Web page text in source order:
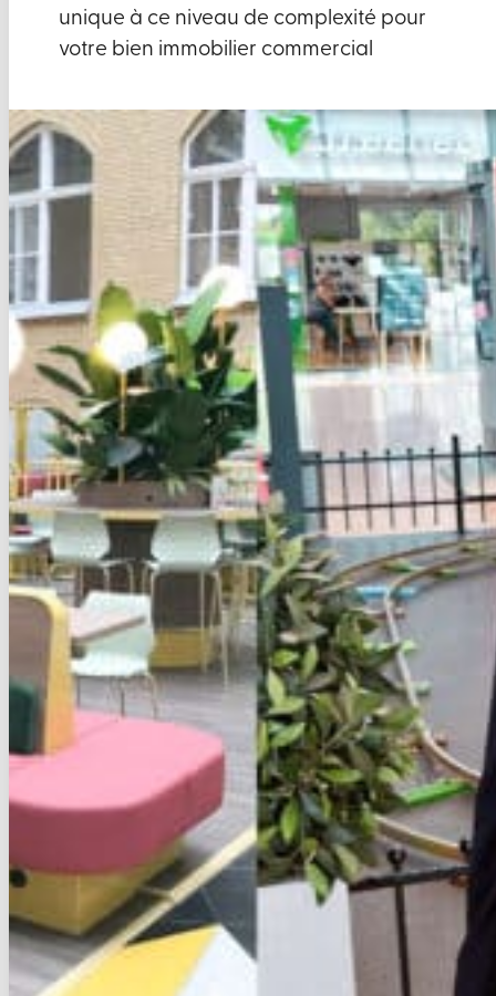
unique à ce niveau de complexité pour
votre bien immobilier commercial